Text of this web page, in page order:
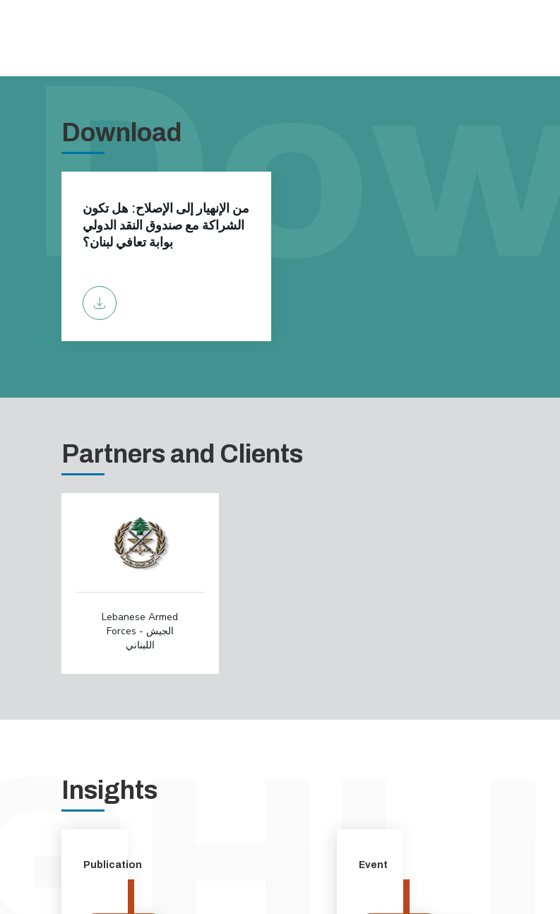
Download
من الإنهيار إلى الإصلاح: هل تكون
الشراكة مع صندوق النقد الدولي
بوابة تعافي لبنان؟
Partners and Clients
Lebanese Armed
Forces - الجيش
اللبناني
Insights
Publication Event